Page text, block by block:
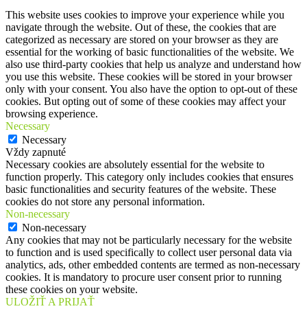
This website uses cookies to improve your experience while you
navigate through the website. Out of these, the cookies that are
categorized as necessary are stored on your browser as they are
essential for the working of basic functionalities of the website. We
also use third-party cookies that help us analyze and understand how
you use this website. These cookies will be stored in your browser
only with your consent. You also have the option to opt-out of these
cookies. But opting out of some of these cookies may affect your
browsing experience.
Necessary
Necessary
Vždy zapnuté
Necessary cookies are absolutely essential for the website to
function properly. This category only includes cookies that ensures
basic functionalities and security features of the website. These
cookies do not store any personal information.
Non-necessary
Non-necessary
Any cookies that may not be particularly necessary for the website
to function and is used specifically to collect user personal data via
analytics, ads, other embedded contents are termed as non-necessary
cookies. It is mandatory to procure user consent prior to running
these cookies on your website.
ULOŽIŤ A PRIJAŤ